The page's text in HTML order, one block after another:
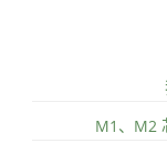
M1、M2